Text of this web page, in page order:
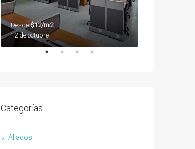
Desde$12/m2
12 de octubre
Categorías
Aliados